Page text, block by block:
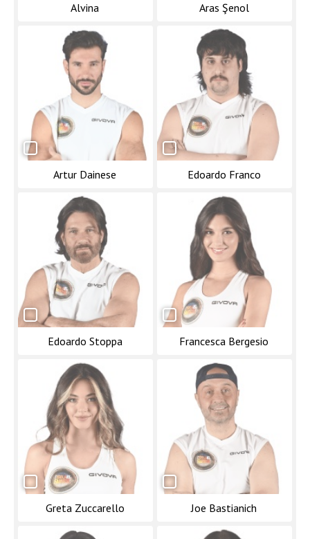
Alvina Aras Şenol
Artur Dainese Edoardo Franco
Edoardo Stoppa Francesca Bergesio
Greta Zuccarello Joe Bastianich